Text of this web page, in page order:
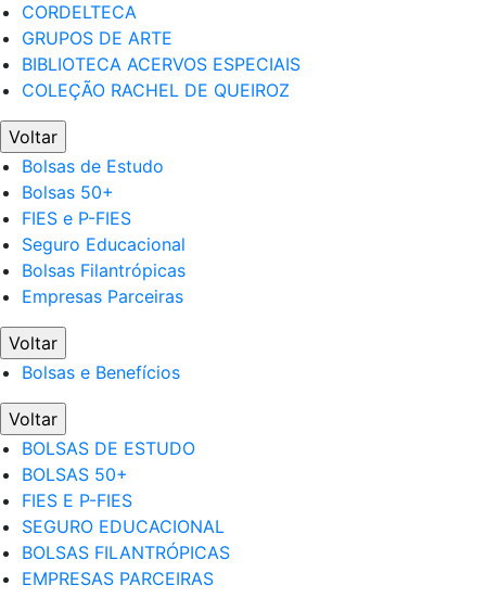
CORDELTECA
GRUPOS DE ARTE
BIBLIOTECA ACERVOS ESPECIAIS
COLEÇÃO RACHEL DE QUEIROZ
Voltar
Bolsas de Estudo
Bolsas 50+
FIES e P-FIES
Seguro Educacional
Bolsas Filantrópicas
Empresas Parceiras
Voltar
Bolsas e Benefícios
Voltar
BOLSAS DE ESTUDO
BOLSAS 50+
FIES E P-FIES
SEGURO EDUCACIONAL
BOLSAS FILANTRÓPICAS
EMPRESAS PARCEIRAS